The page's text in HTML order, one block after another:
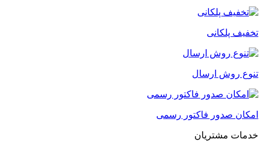
تخفیف پلکانی
تنوع روش ارسال
امکان صدور فاکتور رسمی
خدمات مشتریان